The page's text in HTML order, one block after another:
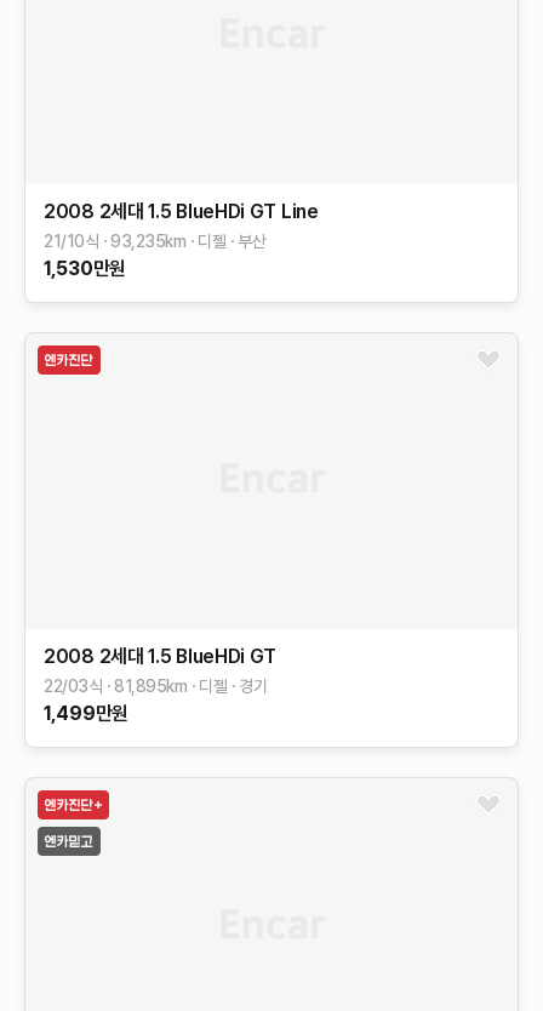
2008 2세대 1.5 BlueHDi GT Line
21/10식 93,235km 디젤 부산
1,530만원
2008 2세대 1.5 BlueHDi GT
22/03식 81,895km 디젤 경기
1,499만원